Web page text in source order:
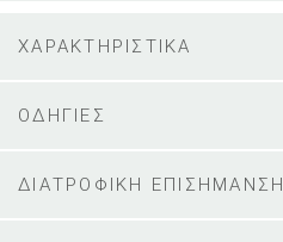
ΧΑΡΑΚΤΗΡΙΣΤΙΚΑ
ΟΔΗΓΙΕΣ
ΔΙΑΤΡΟΦΙΚΗ ΕΠΙΣΗΜΑΝΣΗ